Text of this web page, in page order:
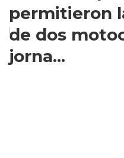
permitieron
de dos
jorna...